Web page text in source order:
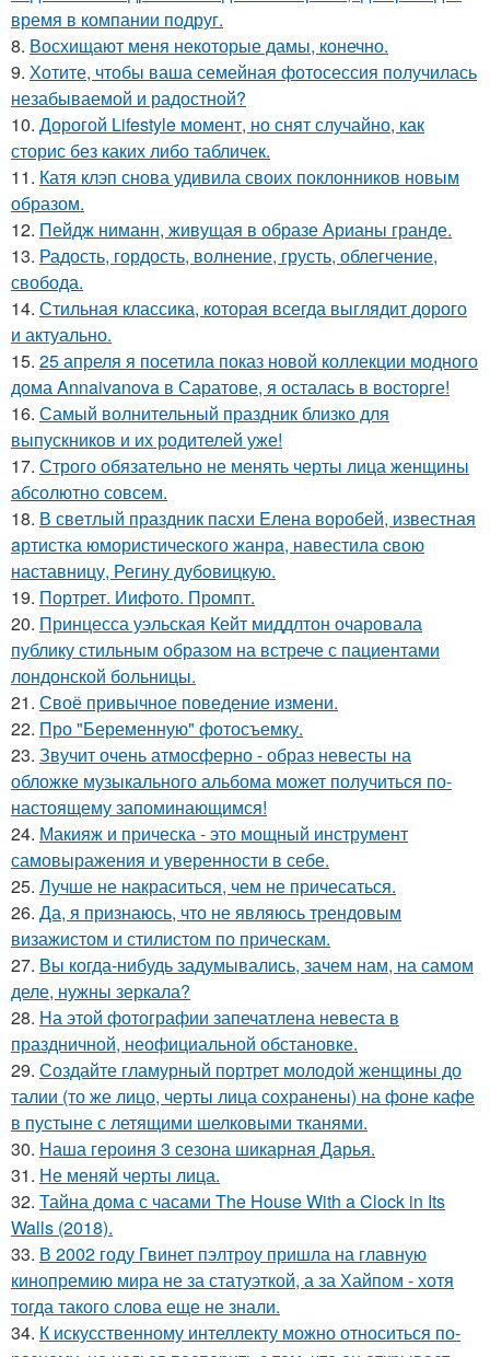
время в компании подруг.
8. Восхищают меня некоторые дамы, конечно.
9. Хотите, чтобы ваша семейная фотосессия получилась
незабываемой и радостной?
10. Дорогой Lifestyle момент, но снят случайно, как
сторис без каких либо табличек.
11. Катя клэп снова удивила своих поклонников новым
образом.
12. Пейдж ниманн, живущая в образе Арианы гранде.
13. Радость, гордость, волнение, грусть, облегчение,
свобода.
14. Стильная классика, которая всегда выглядит дорого
и актуально.
15. 25 апреля я посетила показ новой коллекции модного
дома Annaivanova в Саратове, я осталась в восторге!
16. Самый волнительный праздник близко для
выпускников и их родителей уже!
17. Строго обязательно не менять черты лица женщины
абсолютно совсем.
18. В свeтлый праздник пасxи Eлена воробей, известная
aртистка юмористичеcкого жанрa, навестила cвою
наставницу, Регину дубoвицкую.
19. Портрет. Иифото. Промпт.
20. Принцесса уэльская Кейт миддлтон очаровала
публику стильным образом на встрече с пациентами
лондонской больницы.
21. Своё привычное поведение измени.
22. Про "Беременную" фотосъемку.
23. Звучит очень атмосферно - образ невесты на
обложке музыкального альбома может получиться по-
настоящему запоминающимся!
24. Макияж и прическа - это мощный инструмент
самовыражения и уверенности в себе.
25. Лучше не накраситься, чем не причесаться.
26. Да, я признаюсь, что не являюсь трендовым
визажистом и стилистом по прическам.
27. Вы когда-нибудь задумывались, зачем нам, на самом
деле, нужны зеркала?
28. На этой фотографии запечатлена невеста в
праздничной, неофициальной обстановке.
29. Создайте гламурный портрет молодой женщины до
талии (то же лицо, черты лица сохранены) на фоне кафе
в пустыне с летящими шелковыми тканями.
30. Наша героиня 3 сезона шикарная Дарья.
31. Не меняй черты лица.
32. Тайна дома с часами The House With a Clock in Its
Walls (2018).
33. В 2002 году Гвинет пэлтроу пришла на главную
кинопремию мира не за статуэткой, а за Хайпом - хотя
тогда такого слова еще не знали.
34. К искусственному интеллекту можно относиться по-